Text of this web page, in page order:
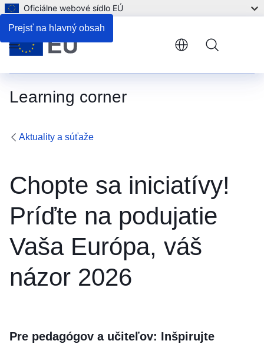
Prejsť na hlavný obsah
Oficiálne webové sídlo EÚ
Learning corner
Menu
Aktuality a súťaže
Chopte sa iniciatívy!
Príďte na podujatie
Vaša Európa, váš
názor 2026
Pre pedagógov a učiteľov: Inšpirujte